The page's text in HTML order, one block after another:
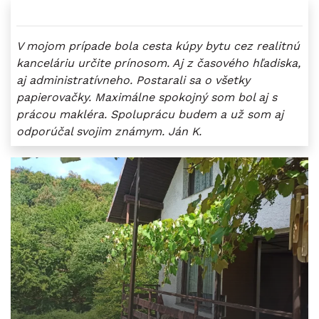
V mojom prípade bola cesta kúpy bytu cez realitnú
kanceláriu určite prínosom. Aj z časového hľadiska,
aj administratívneho. Postarali sa o všetky
papierovačky. Maximálne spokojný som bol aj s
prácou makléra. Spoluprácu budem a už som aj
odporúčal svojim známym. Ján K.